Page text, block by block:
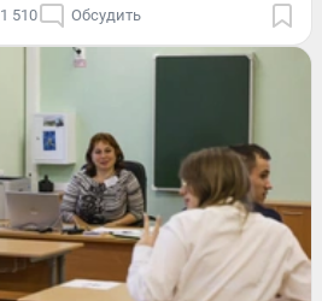
1 510 Обсудить